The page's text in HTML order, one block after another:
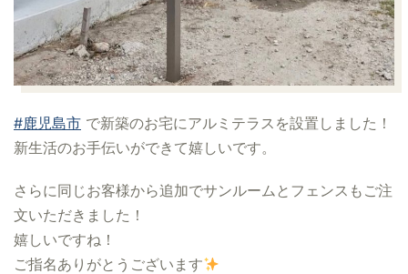
#鹿児島市 で新築のお宅にアルミテラスを設置しました！
新生活のお手伝いができて嬉しいです。
さらに同じお客様から追加でサンルームとフェンスもご注
文いただきました！
嬉しいですね！
ご指名ありがとうございます